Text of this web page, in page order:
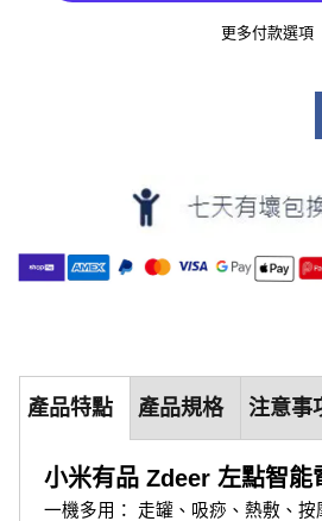
更多付款選項
產品特點 產品規格 注意事
小米有品 Zdeer 左點智能
一機多用： 走罐、吸痧、熱敷、